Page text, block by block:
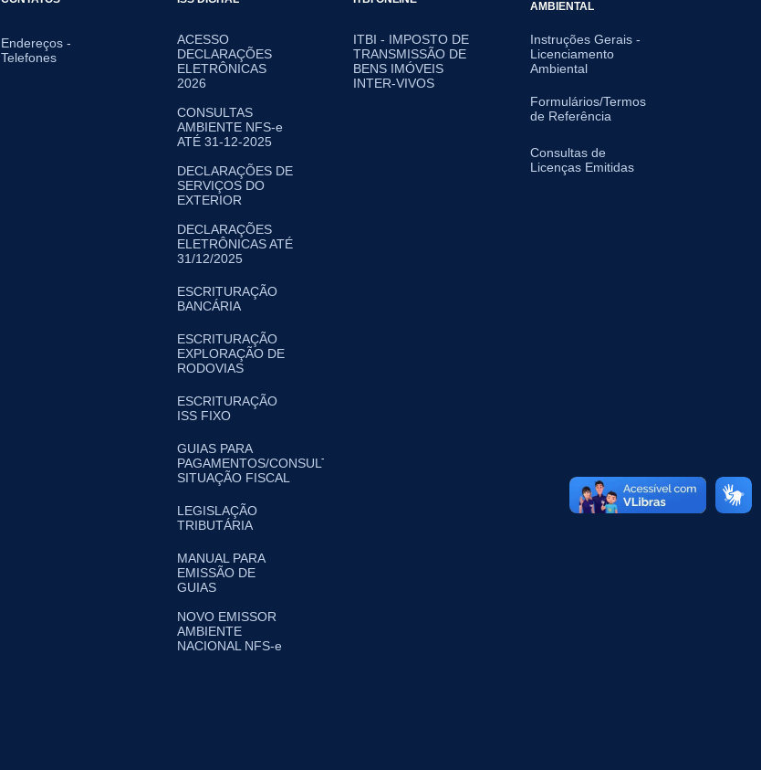
Endereços -
Telefones
ACESSO
DECLARAÇÕES
ELETRÔNICAS
2026
CONSULTAS
AMBIENTE NFS-e
ATÉ 31-12-2025
DECLARAÇÕES DE
SERVIÇOS DO
EXTERIOR
DECLARAÇÕES
ELETRÔNICAS ATÉ
31/12/2025
ESCRITURAÇÃO
BANCÁRIA
ESCRITURAÇÃO
EXPLORAÇÃO DE
RODOVIAS
ESCRITURAÇÃO
ISS FIXO
GUIAS PARA
PAGAMENTOS/CONSULTA
SITUAÇÃO FISCAL
LEGISLAÇÃO
TRIBUTÁRIA
MANUAL PARA
EMISSÃO DE
GUIAS
NOVO EMISSOR
AMBIENTE
NACIONAL NFS-e
ITBI - IMPOSTO DE
TRANSMISSÃO DE
BENS IMÓVEIS
INTER-VIVOS
AMBIENTAL
Instruções Gerais -
Licenciamento
Ambiental
Formulários/Termos
de Referência
Consultas de
Licenças Emitidas